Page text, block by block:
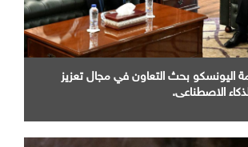
اليونسكو بحث التعاون في مجال تعزيز
الاصطناعي.